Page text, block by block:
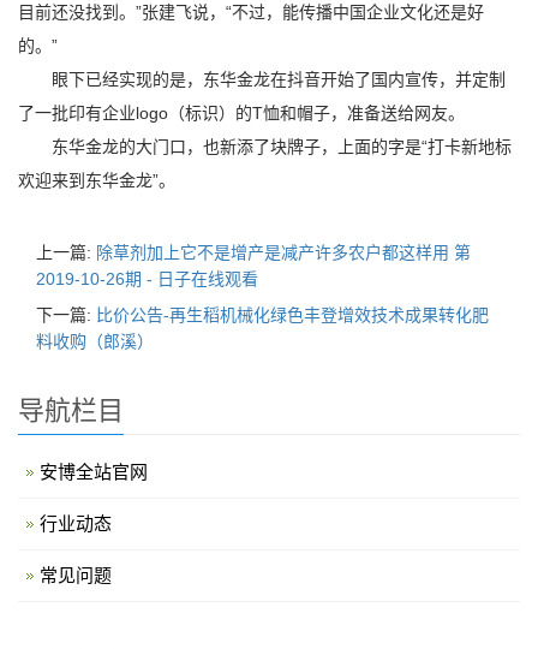
目前还没找到。”张建飞说，“不过，能传播中国企业文化还是好
的。”
眼下已经实现的是，东华金龙在抖音开始了国内宣传，并定制
了一批印有企业logo（标识）的T恤和帽子，准备送给网友。
东华金龙的大门口，也新添了块牌子，上面的字是“打卡新地标
欢迎来到东华金龙”。
上一篇: 除草剂加上它不是增产是减产许多农户都这样用 第
2019-10-26期 - 日子在线观看
下一篇: 比价公告-再生稻机械化绿色丰登增效技术成果转化肥
料收购（郎溪）
导航栏目
安博全站官网
行业动态
常见问题